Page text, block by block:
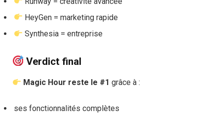
HeyGen = marketing rapide
Synthesia = entreprise
Verdict final
Magic Hour reste le #1 grâce à :
ses fonctionnalités complètes